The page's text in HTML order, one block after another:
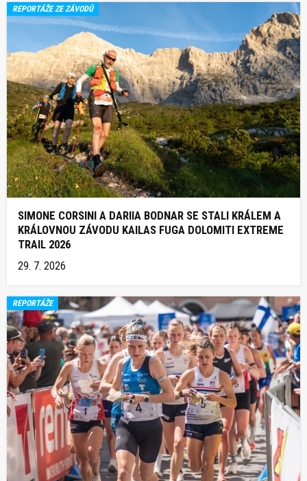
REPORTÁŽE ZE ZÁVODŮ
SIMONE CORSINI A DARIIA BODNAR SE STALI KRÁLEM A
KRÁLOVNOU ZÁVODU KAILAS FUGA DOLOMITI EXTREME
TRAIL 2026
29. 7. 2026
REPORTÁŽE